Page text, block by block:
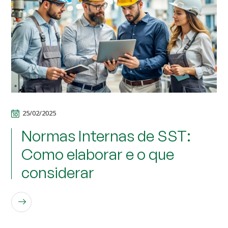
25/02/2025
Normas Internas de SST:
Como elaborar e o que
considerar